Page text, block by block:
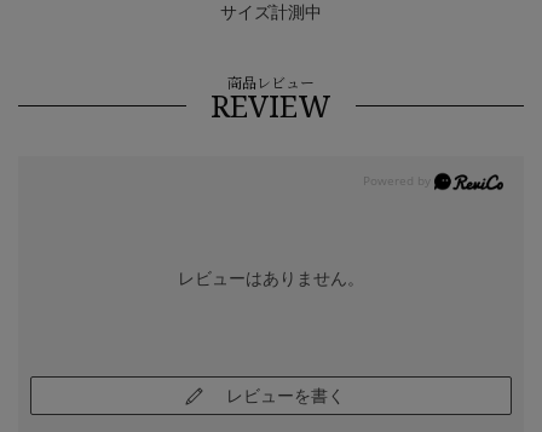
サイズ計測中
商品レビュー
REVIEW
レビューはありません。
レビューを書く